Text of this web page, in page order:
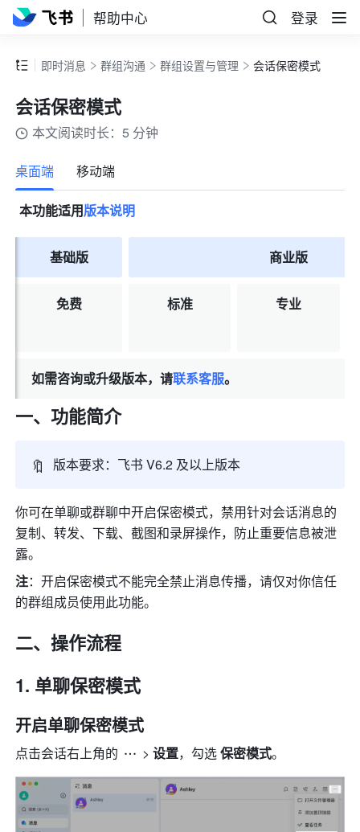
帮助中心 登录
即时消息 群组沟通 群组设置与管理 会话保密模式
会话保密模式
本文阅读时长：5 分钟
桌面端 移动端
本功能适用版本说明
基础版
免费
商业版
标准 专业
如需咨询或升级版本，请联系客服。
一、功能简介
🔖 版本要求：飞书 V6.2 及以上版本
你可在单聊或群聊中开启保密模式，禁用针对会话消息的
复制、转发、下载、截图和录屏操作，防止重要信息被泄
露。
注：开启保密模式不能完全禁止消息传播，请仅对你信任
的群组成员使用此功能。
二、操作流程
单聊保密模式
开启单聊保密模式
点击会话右上角的 > 设置，勾选 保密模式。